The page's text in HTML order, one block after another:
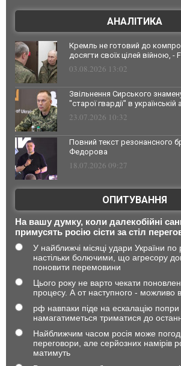
АНАЛІТИКА
Кремль не готовий до
досягти своїх цілей війною, -
03.08.2026 13:02
Звільнення Сирського
"старої гвардії" в українській
23.07.2026 10:32
Повний текст резонансного
Федорова
18.07.2026 09:27
ОПИТУВАННЯ
На вашу думку, коли далекобійні
примусять росію сісти за стіл
У найближчі місяці удари України по
настільки болючими, що агресору
поновити перемовини
Цього року не варто чекати
процесу. А от наступного - можливо
рф навпаки піде на ескалацію попри
намагатиметься триматися до
Найближчим часом росія може
переговори, але серйозних намірів
матимуть